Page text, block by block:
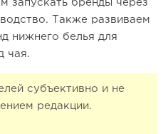
запускать бренды через
Также развиваем
нижнего белья для
чая.
субъективно и не
редакции.